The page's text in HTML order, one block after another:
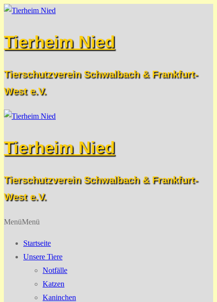
Zum
springen
Menü
Schließen
Tierheim Nied
Tierschutzverein Schwalbach & Frankfurt-
West e.V.
Tierheim Nied
Tierschutzverein Schwalbach & Frankfurt-
West e.V.
MenüMenü
Startseite
Unsere Tiere
Notfälle
Katzen
Kaninchen